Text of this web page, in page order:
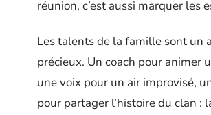
réunion, c’est aussi marquer les
Les talents de la famille sont un
précieux. Un coach pour animer
une voix pour un air improvisé,
pour partager l’histoire du clan :